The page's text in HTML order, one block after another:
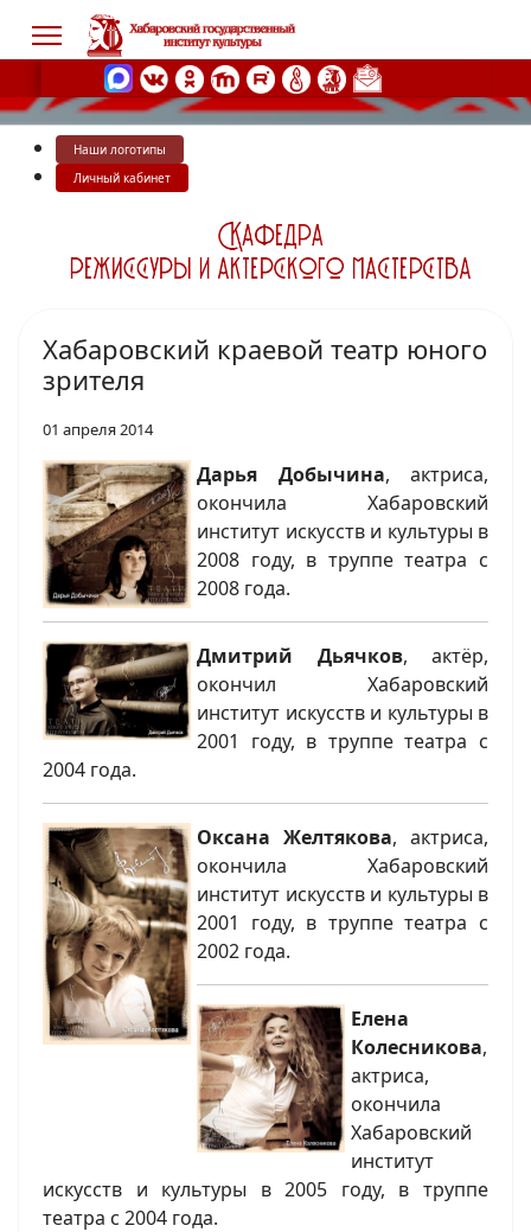
Наши логотипы
Личный кабинет
Хабаровский краевой театр юного
зрителя
01 апреля 2014
Дарья Добычина, актриса,
окончила Хабаровский
институт искусств и культуры в
2008 году, в труппе театра с
2008 года.
Дмитрий Дьячков, актёр,
окончил Хабаровский
институт искусств и культуры в
2001 году, в труппе театра с
2004 года.
Оксана Желтякова, актриса,
окончила Хабаровский
институт искусств и культуры в
2001 году, в труппе театра с
2002 года.
Елена
Колесникова,
актриса,
окончила
Хабаровский
институт
искусств и культуры в 2005 году, в труппе
театра с 2004 года.